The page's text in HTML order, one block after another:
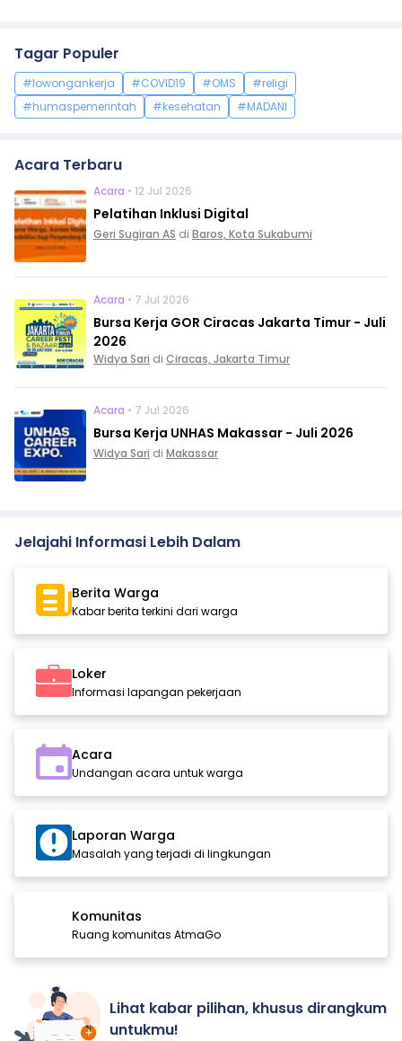
Tagar Populer
#lowongankerja #COVID19 #OMS
#religi
#humaspemerintah
#kesehatan #MADANI
Acara Terbaru
Acara • 12 Jul 2026
Pelatihan Inklusi Digital
Geri Sugiran AS di Baros, Kota Sukabumi
Acara • 7 Jul 2026
Bursa Kerja GOR Ciracas Jakarta Timur - Juli
2026
Widya Sari di Ciracas, Jakarta Timur
Acara • 7 Jul 2026
Bursa Kerja UNHAS Makassar - Juli 2026
Widya Sari di Makassar
Jelajahi Informasi Lebih Dalam
Berita Warga
Kabar berita terkini dari warga
Loker
Informasi lapangan pekerjaan
Acara
Undangan acara untuk warga
Laporan Warga
Masalah yang terjadi di lingkungan
Komunitas
Ruang komunitas AtmaGo
Lihat kabar pilihan, khusus dirangkum
untukmu!